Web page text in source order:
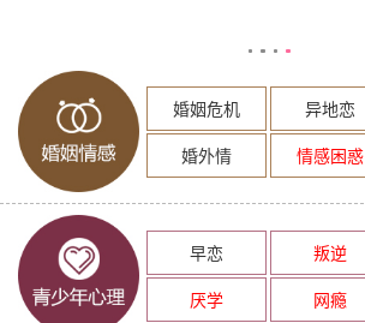
婚姻危机 异地恋
婚外情
情感困惑
早恋 叛逆
厌学
网瘾